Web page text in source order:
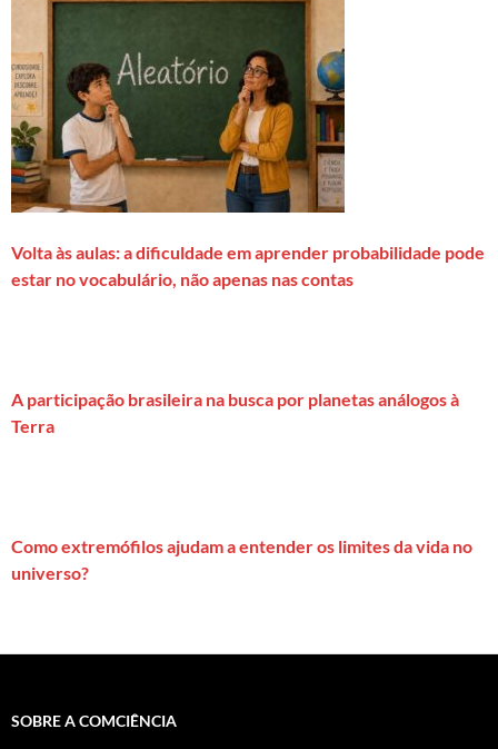
Volta às aulas: a dificuldade em aprender probabilidade pode
estar no vocabulário, não apenas nas contas
A participação brasileira na busca por planetas análogos à
Terra
Como extremófilos ajudam a entender os limites da vida no
universo?
SOBRE A COMCIÊNCIA